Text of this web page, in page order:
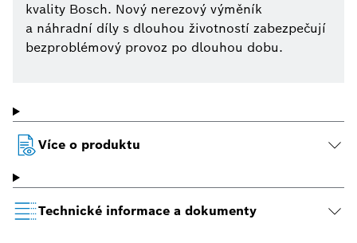
kvality Bosch. Nový nerezový výměník
a náhradní díly s dlouhou životností zabezpečují
bezproblémový provoz po dlouhou dobu.
Více o produktu
Technické informace a dokumenty